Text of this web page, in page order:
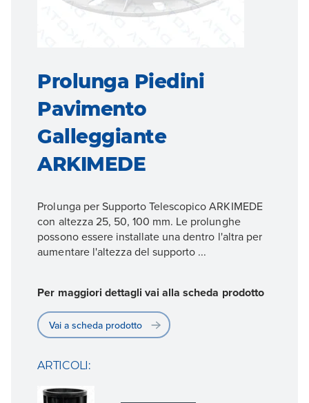
Prolunga Piedini
Pavimento
Galleggiante
ARKIMEDE
Prolunga per Supporto Telescopico ARKIMEDE
con altezza 25, 50, 100 mm. Le prolunghe
possono essere installate una dentro l'altra per
aumentare l'altezza del supporto ...
Per maggiori dettagli vai alla scheda prodotto
Vai a scheda prodotto
ARTICOLI: